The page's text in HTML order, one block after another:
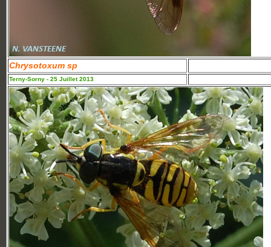
Chrysotoxum sp
Terny-Sorny - 25 Juillet 2013